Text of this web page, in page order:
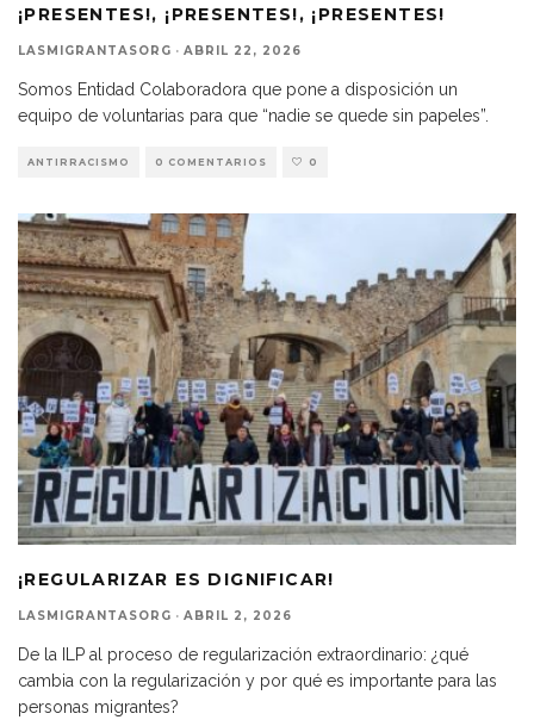
¡PRESENTES!, ¡PRESENTES!, ¡PRESENTES!
LASMIGRANTASORG · ABRIL 22, 2026
Somos Entidad Colaboradora que pone a disposición un
equipo de voluntarias para que “nadie se quede sin papeles”.
ANTIRRACISMO 0 COMENTARIOS 0
¡REGULARIZAR ES DIGNIFICAR!
LASMIGRANTASORG · ABRIL 2, 2026
De la ILP al proceso de regularización extraordinario: ¿qué
cambia con la regularización y por qué es importante para las
personas migrantes?